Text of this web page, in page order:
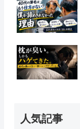
人気記事